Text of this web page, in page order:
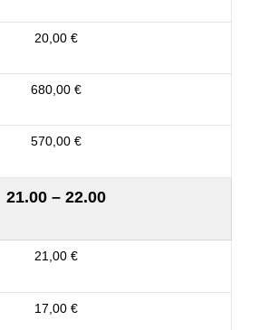
20,00 €
680,00 €
570,00 €
21.00 – 22.00
21,00 €
17,00 €